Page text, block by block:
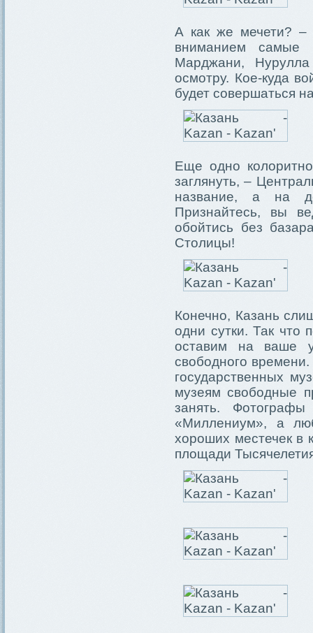
А как же мечети? –
вниманием
Марджани,
осмотру. Кое-куда
будет совершаться
Еще одно
заглянуть, –
название, а на
Признайтесь, вы
обойтись без
Столицы!
Конечно, Казань
одни сутки. Так что
оставим на ваше
свободного
государственных
музеям свободные
занять.
«Миллениум», а
хороших местечек в
площади